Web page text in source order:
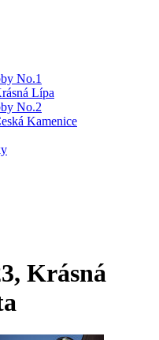
No.1
Lípa
No.2
Kamenice
Krásná